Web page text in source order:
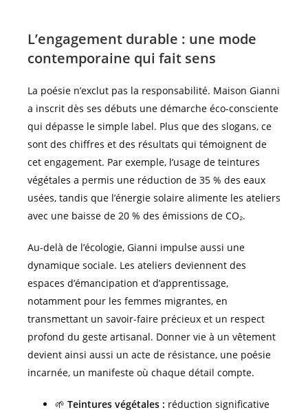
L’engagement durable : une mode
contemporaine qui fait sens
La poésie n’exclut pas la responsabilité. Maison Gianni
a inscrit dès ses débuts une démarche éco-consciente
qui dépasse le simple label. Plus que des slogans, ce
sont des chiffres et des résultats qui témoignent de
cet engagement. Par exemple, l’usage de teintures
végétales a permis une réduction de 35 % des eaux
usées, tandis que l’énergie solaire alimente les ateliers
avec une baisse de 20 % des émissions de CO₂.
Au-delà de l’écologie, Gianni impulse aussi une
dynamique sociale. Les ateliers deviennent des
espaces d’émancipation et d’apprentissage,
notamment pour les femmes migrantes, en
transmettant un savoir-faire précieux et un respect
profond du geste artisanal. Donner vie à un vêtement
devient ainsi aussi un acte de résistance, une poésie
incarnée, un manifeste où chaque détail compte.
🌱 Teintures végétales : réduction significative